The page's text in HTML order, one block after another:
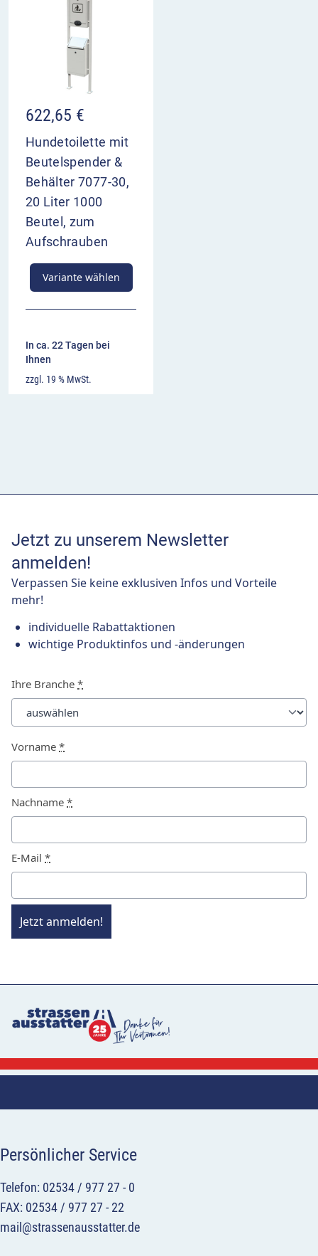
622,65 €
Hundetoilette mit
Beutelspender &
Behälter 7077-30,
20 Liter 1000
Beutel, zum
Aufschrauben
Variante wählen
In ca. 22 Tagen bei
Ihnen
zzgl. 19 % MwSt.
Jetzt zu unserem Newsletter
anmelden!
Verpassen Sie keine exklusiven Infos und Vorteile
mehr!
individuelle Rabattaktionen
wichtige Produktinfos und -änderungen
Ihre Branche *
Vorname *
Nachname *
E-Mail *
Jetzt anmelden!
Persönlicher Service
Telefon: 02534 / 977 27 - 0
FAX: 02534 / 977 27 - 22
mail@strassenausstatter.de